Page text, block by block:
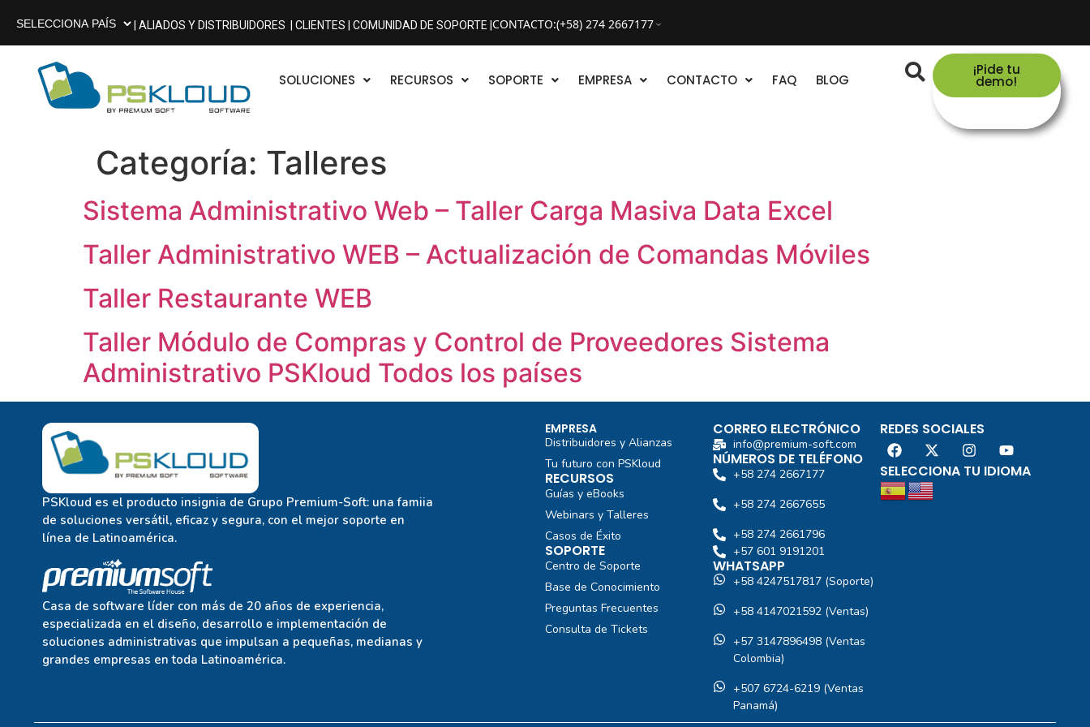
| ALIADOS Y DISTRIBUIDORES | CLIENTES | COMUNIDAD DE SOPORTE | CONTACTO:(+58) 274 2667177
SOLUCIONES RECURSOS SOPORTE EMPRESA CONTACTO FAQ BLOG
¡Pide tu
demo!
Categoría: Talleres
Sistema Administrativo Web – Taller Carga Masiva Data Excel
Taller Administrativo WEB – Actualización de Comandas Móviles
Taller Restaurante WEB
Taller Módulo de Compras y Control de Proveedores Sistema
Administrativo PSKloud Todos los países
PSKloud es el producto insignia de Grupo Premium-Soft: una famiia
de soluciones versátil, eficaz y segura, con el mejor soporte en
línea de Latinoamérica.
Casa de software líder con más de 20 años de experiencia,
especializada en el diseño, desarrollo e implementación de
soluciones administrativas que impulsan a pequeñas, medianas y
grandes empresas en toda Latinoamérica.
EMPRESA
Distribuidores y Alianzas
Tu futuro con PSKloud
RECURSOS
Guías y eBooks
Webinars y Talleres
Casos de Éxito
SOPORTE
Centro de Soporte
Base de Conocimiento
Preguntas Frecuentes
Consulta de Tickets
CORREO ELECTRÓNICO
info@premium-soft.com
NÚMEROS DE TELÉFONO
+58 274 2667177
+58 274 2667655
+58 274 2661796
+57 601 9191201‬
WHATSAPP
+58 4247517817 (Soporte)
+58 4147021592 (Ventas)
+57 3147896498 (Ventas
Colombia)
+507 6724-6219 (Ventas
Panamá)
REDES SOCIALES
SELECCIONA TU IDIOMA